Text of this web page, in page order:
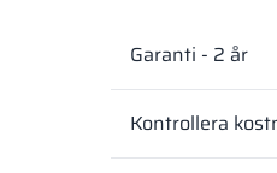
Garanti - 2 år
Kontrollera